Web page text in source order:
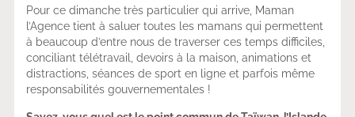
Pour ce dimanche très particulier qui arrive, Maman
l’Agence tient à saluer toutes les mamans qui permettent
à beaucoup d’entre nous de traverser ces temps difficiles,
conciliant télétravail, devoirs à la maison, animations et
distractions, séances de sport en ligne et parfois même
responsabilités gouvernementales !